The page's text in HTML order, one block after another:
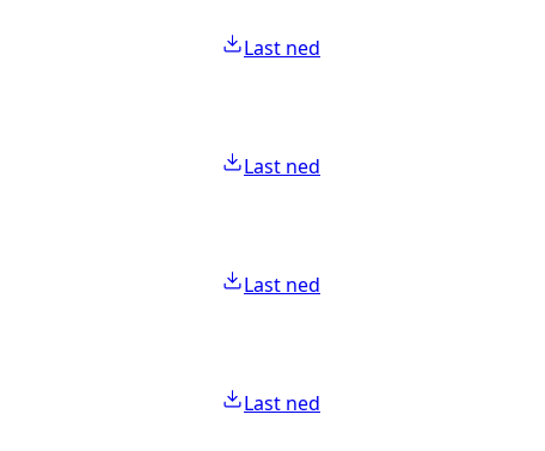
Last ned
Last ned
Last ned
Last ned